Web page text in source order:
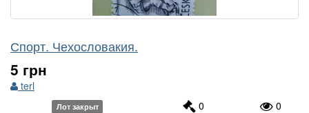
Спорт. Чехословакия.
5 грн
terl
Лот закрыт 0 0